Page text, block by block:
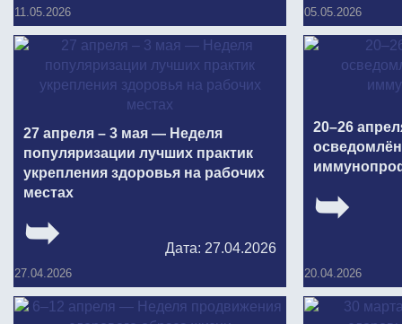
11.05.2026 05.05.2026
27 апреля – 3 мая — Неделя
популяризации лучших практик
укрепления здоровья на рабочих
местах
Дата: 27.04.2026
27.04.2026
20–26
20.04.2026